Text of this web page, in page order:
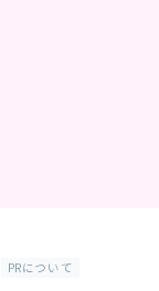
PRについて